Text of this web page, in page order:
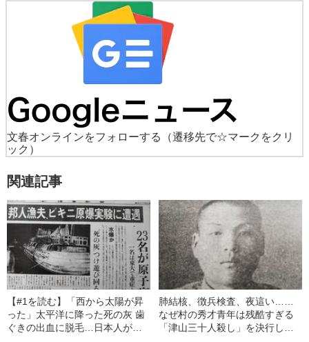
文春オンラインをフォローする
（遷移先で☆マークをクリ
ック）
関連記事
【#1を読む】「西から太陽が昇
った」太平洋に降った死の灰 歯
ぐきの出血に脱毛…日本人が核
肺結核、徴兵検査、夜這い……
なぜ村の秀才青年は残酷すぎる
「津山三十人殺し」を決行した